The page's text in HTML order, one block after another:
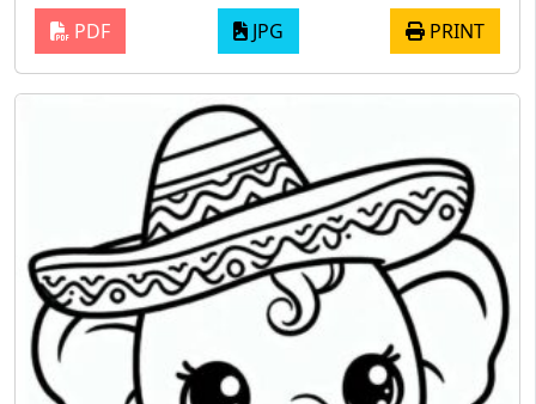
PDF JPG PRINT